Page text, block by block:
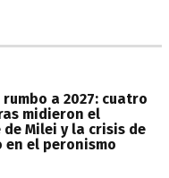
rumbo a 2027: cuatro
midieron el
de Milei y la crisis de
en el peronismo